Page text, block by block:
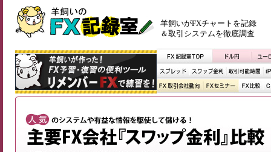
羊飼いがFXチャートを記録
＆取引システムを徹底調査